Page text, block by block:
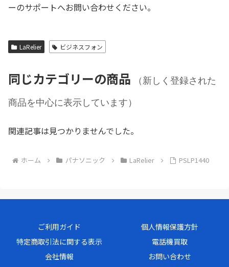
ーのサポートへお問い合わせください。
LaRelier ビジネスフォン
同じカテゴリーの商品
（新しく登録された
商品を中心に表示しています）
関連記事は見つかりませんでした。
ホーム パナソニック LaRelier PSLP1440
ご利用ガイド
個人情報保護方針
特定商取引法に関する表示
電話機買取
会社情報
お問い合わせ